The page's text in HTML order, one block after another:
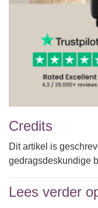
Credits
Dit artikel is
gedragsdeskundige
Lees verder